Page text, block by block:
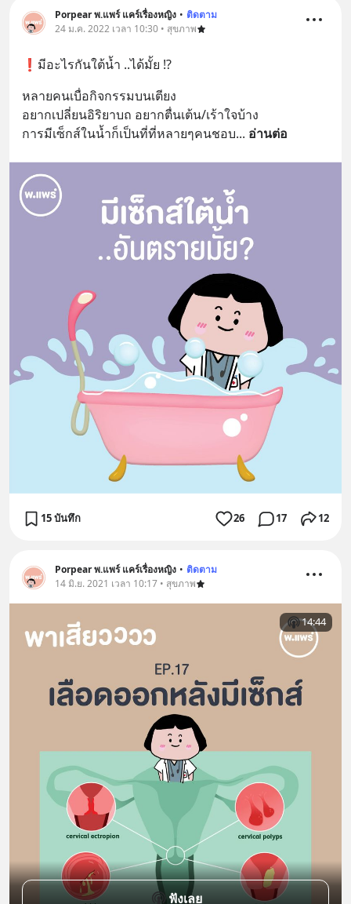
Porpear พ.แพร์ แคร์เรื่องหญิง • ติดตาม
24 ม.ค. 2022 เวลา 10:30 • สุขภาพ
❗️มีอะไรกันใต้น้ำ ..ได้มั้ย ⁉️
หลายคนเบื่อกิจกรรมบนเตียง
อยากเปลี่ยนอิริยาบถ อยากตื่นเต้น/เร้าใจบ้าง
การมีเซ็กส์ในน้ำก็เป็นที่ที่หลายๆคนชอบ... อ่านต่อ
15 บันทึก 26 17 12
Porpear พ.แพร์ แคร์เรื่องหญิง • ติดตาม
14 มิ.ย. 2021 เวลา 10:17 • สุขภาพ
14:44
ฟังเลย